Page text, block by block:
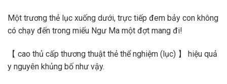
Một trương thẻ lục xuống dưới, trực tiếp đem bảy con không
có chạy đến trong miếu Ngư Ma một đợt mang đi!
【 cao thủ cấp thương thuật thẻ thể nghiệm (lục) 】 hiệu quả
y nguyên khủng bố như vậy.